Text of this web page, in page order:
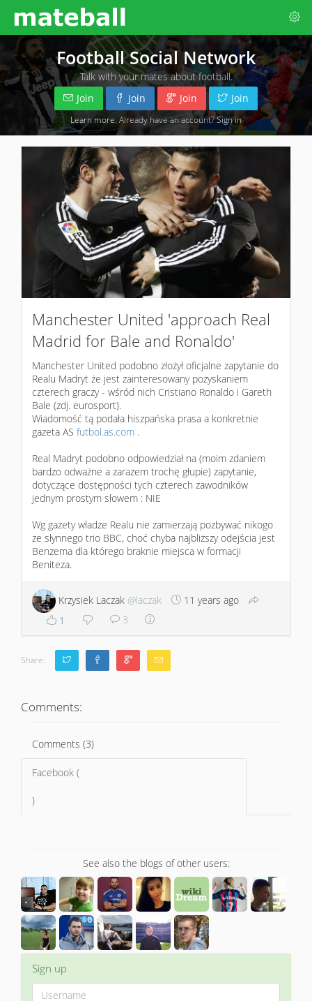
Football Social Network
Talk with your mates about football.
Join
Join Join Join
Learn more . Already have an account?Sign in
Manchester United 'approach Real
Madrid for Bale and Ronaldo'
Manchester United podobno złożył oficjalne zapytanie do
Realu Madryt że jest zainteresowany pozyskaniem
czterech graczy - wśród nich Cristiano Ronaldo i Gareth
Bale (zdj. eurosport).
Wiadomość tą podała hiszpańska prasa a konkretnie
gazeta AS futbol.as.com .
Real Madryt podobno odpowiedział na (moim zdaniem
bardzo odważne a zarazem trochę głupie) zapytanie,
dotyczące dostępności tych czterech zawodników
jednym prostym słowem : NIE
Wg gazety władze Realu nie zamierzają pozbywać nikogo
ze słynnego trio BBC, choć chyba najbliższy odejścia jest
Benzema dla którego braknie miejsca w formacji
Beniteza.
Krzysiek Laczak @laczak
11 years ago
1
3
Share:
Comments:
Comments (3)
Facebook (
)
See also the blogs of other users:
Sign up